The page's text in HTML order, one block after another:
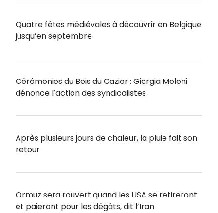
Quatre fêtes médiévales à découvrir en Belgique
jusqu’en septembre
Cérémonies du Bois du Cazier : Giorgia Meloni
dénonce l’action des syndicalistes
Après plusieurs jours de chaleur, la pluie fait son
retour
Ormuz sera rouvert quand les USA se retireront
et paieront pour les dégâts, dit l’Iran